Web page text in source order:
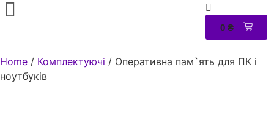
0 ₴
Home / Комплектуючі / Оперативна пам`ять для ПК і
ноутбуків